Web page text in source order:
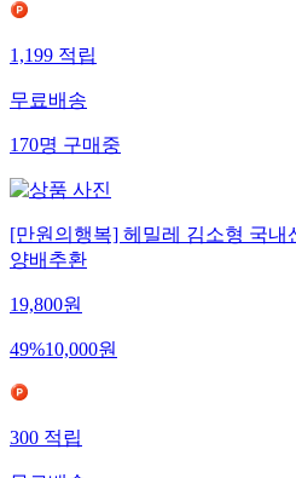
1,199적립
무료배송
170명구매중
[만원의행복] 헤밀레 김소형 국내
양배추환
19,800원
49%10,000원
300적립